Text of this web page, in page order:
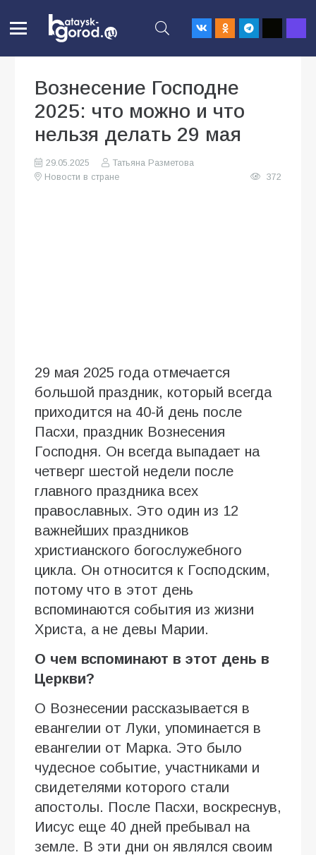
Вознесение Господне
2025: что можно и что
нельзя делать 29 мая
29.05.2025
Татьяна Разметова
Новости в стране
372
29 мая 2025 года отмечается
большой праздник, который всегда
приходится на 40-й день после
Пасхи, праздник Вознесения
Господня. Он всегда выпадает на
четверг шестой недели после
главного праздника всех
православных. Это один из 12
важнейших праздников
христианского богослужебного
цикла. Он относится к Господским,
потому что в этот день
вспоминаются события из жизни
Христа, а не девы Марии.
О чем вспоминают в этот день в
Церкви?
О Вознесении рассказывается в
евангелии от Луки, упоминается в
евангелии от Марка. Это было
чудесное событие, участниками и
свидетелями которого стали
апостолы. После Пасхи, воскреснув,
Иисус еще 40 дней пребывал на
земле. В эти дни он являлся своим